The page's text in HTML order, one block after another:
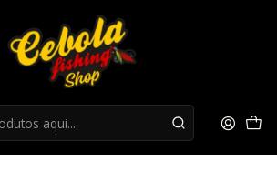
liquidação 25%
7'' Speed Senko - Watermelon
Black&Red